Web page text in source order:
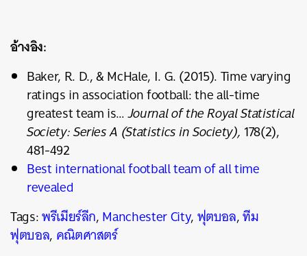
อ้างอิง:
Baker, R. D., & McHale, I. G. (2015). Time varying
ratings in association football: the all-time
greatest team is…Journal of the Royal Statistical
Society: Series A (Statistics in Society),178(2),
481-492
Best international football team of all time
revealed
Tags:พรีเมียร์ลีก,Manchester City,ฟุตบอล,ทีม
ฟุตบอล, คณิตศาสตร์